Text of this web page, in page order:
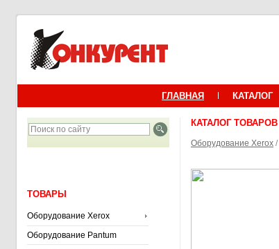
ГЛАВНАЯ КАТАЛОГ
ТОВАРЫ
Оборудование Xerox
Оборудование Pantum
КАТАЛОГ ТОВАРОВ
Оборудование Xerox /